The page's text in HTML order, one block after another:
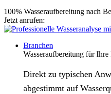
100% Wasseraufbereitung nach
Jetzt anrufen:
Branchen
Wasseraufbereitung für Ihre
Direkt zu typischen
abgestimmt auf